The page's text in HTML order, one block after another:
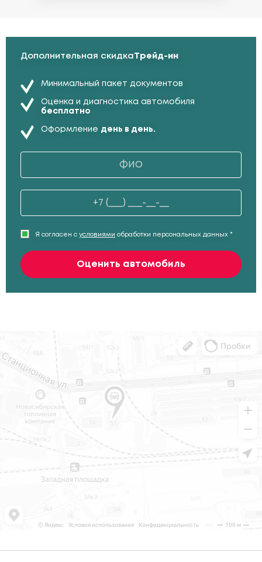
Дополнительная скидкаТрейд-ин
Минимальный пакет документов
Оценка и диагностика автомобиля
бесплатно
Оформление день в день.
Я согласен с условиями обработки персональных данных *
Оценить автомобиль